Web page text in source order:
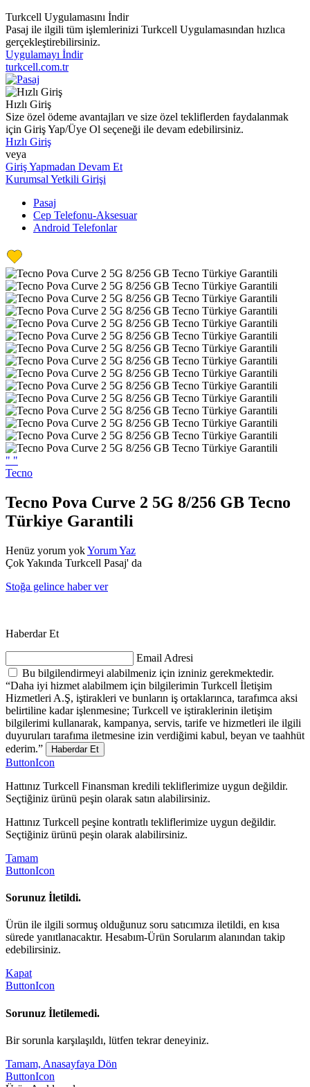
Turkcell Uygulamasını İndir
Pasaj ile ilgili tüm işlemlerinizi Turkcell Uygulamasından hızlıca
gerçekleştirebilirsiniz.
Uygulamayı İndir
turkcell.com.tr
Hızlı Giriş
Size özel ödeme avantajları ve size özel tekliflerden faydalanmak
için Giriş Yap/Üye Ol seçeneği ile devam edebilirsiniz.
Hızlı Giriş
veya
Giriş Yapmadan Devam Et
Kurumsal Yetkili Girişi
Pasaj
Cep Telefonu-Aksesuar
Android Telefonlar
" "
Tecno
Tecno Pova Curve 2 5G 8/256 GB Tecno
Türkiye Garantili
Henüz yorum yokYorum Yaz
Çok Yakında Turkcell Pasaj' da
Stoğa gelince haber ver
Haberdar Et
Email Adresi
Bu bilgilendirmeyi alabilmeniz için izniniz gerekmektedir.
“Daha iyi hizmet alabilmem için bilgilerimin Turkcell İletişim
Hizmetleri A.Ş, iştirakleri ve bunların iş ortaklarınca, tarafımca aksi
belirtiline kadar işlenmesine; Turkcell ve iştiraklerinin iletişim
bilgilerimi kullanarak, kampanya, servis, tarife ve hizmetleri ile ilgili
duyuruları tarafıma iletmesine izin verdiğimi kabul, beyan ve taahhüt
ederim.”
Haberdar Et
ButtonIcon
Hattınız Turkcell Finansman kredili tekliflerimize uygun değildir.
Seçtiğiniz ürünü peşin olarak satın alabilirsiniz.
Hattınız Turkcell peşine kontratlı tekliflerimize uygun değildir.
Seçtiğiniz ürünü peşin olarak alabilirsiniz.
Tamam
ButtonIcon
Sorunuz İletildi.
Ürün ile ilgili sormuş olduğunuz soru satıcımıza iletildi, en kısa
sürede yanıtlanacaktır. Hesabım-Ürün Sorularım alanından takip
edebilirsiniz.
Kapat
ButtonIcon
Sorunuz İletilemedi.
Bir sorunla karşılaşıldı, lütfen tekrar deneyiniz.
Tamam, Anasayfaya Dön
ButtonIcon